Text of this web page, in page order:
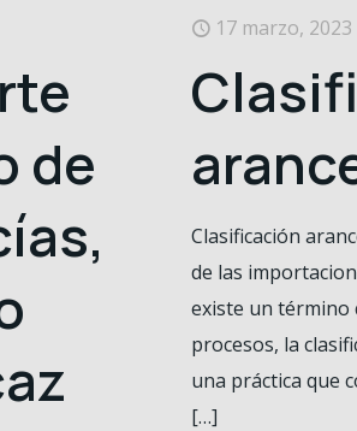
de
17 marzo, 2023
Clasificación
de las
existe un término
procesos, la
una práctica que
[…]